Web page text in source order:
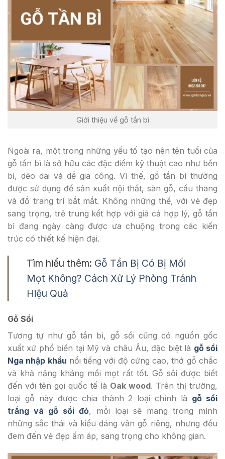
Giới thiệu về gỗ tần bì
Ngoài ra, một trong những yếu tố tạo nên tên tuổi của
gỗ tần bì là sở hữu các đặc điểm kỹ thuật cao như bền
bỉ, dẻo dai và dễ gia công. Vì thế, gỗ tần bì thường
được sử dụng để sản xuất nội thất, sàn gỗ, cầu thang
và đồ trang trí bắt mắt. Không những thế, với vẻ đẹp
sang trọng, trẻ trung kết hợp với giá cả hợp lý, gỗ tần
bì đang ngày càng được ưa chuộng trong các kiến
trúc có thiết kế hiện đại.
Tìm hiểu thêm: Gỗ Tần Bị Có Bị Mối
Mọt Không? Cách Xử Lý Phòng Tránh
Hiệu Quả
Gỗ Sồi
Tương tự như gỗ tần bì, gỗ sồi cũng có nguồn gốc
xuất xứ phổ biến tại Mỹ và châu Âu, đặc biệt là gỗ sồi
Nga nhập khẩu nổi tiếng với độ cứng cao, thớ gỗ chắc
và khả năng kháng mối mọt rất tốt. Gỗ sồi được biết
đến với tên gọi quốc tế là Oak wood. Trên thị trường,
loại gỗ này được chia thành 2 loại chính là gỗ sồi
trắng và gỗ sồi đỏ, mỗi loại sẽ mang trong mình
những sắc thái và kiểu dáng vân gỗ riêng, nhưng đều
đem đến vẻ đẹp ấm áp, sang trọng cho không gian.